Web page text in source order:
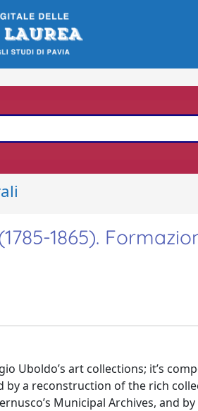
1865).
Uboldo’s art collections; it’s
by a reconstruction of the rich
Municipal Archives, and